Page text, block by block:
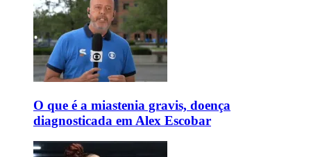
O que é a miastenia gravis, doença
diagnosticada em Alex Escobar